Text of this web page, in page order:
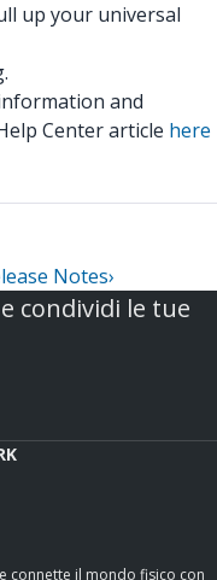
up your universal
and
Center article here
Notes›
condividi le tue
connette il mondo fisico con